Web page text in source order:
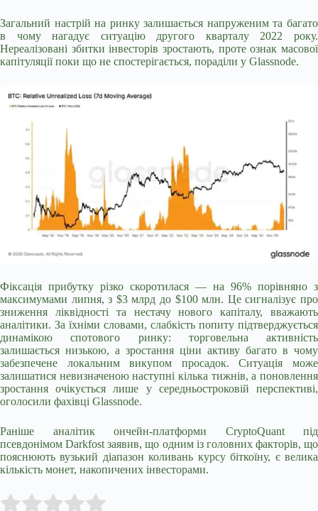
Загальний настрій на ринку залишається напруженим та багато
в чому нагадує ситуацію другого кварталу 2022 року.
Нереалізовані збитки інвесторів зростають, проте ознак масової
капітуляції поки що не спостерігається, пораділи у Glassnode.
Фіксація прибутку різко скоротилася — на 96% порівняно з
максимумами липня, з $3 млрд до $100 млн. Це сигналізує про
зниження ліквідності та нестачу нового капіталу, вважають
аналітики. За їхніми словами, слабкість попиту підтверджується
динамікою спотового ринку: торговельна активність
залишається низькою, а зростання ціни активу багато в чому
забезпечене локальним викупом просадок. Ситуація може
залишатися невизначеною наступні кілька тижнів, а поновлення
зростання очікується лише у середньостроковій перспективі,
оголосили фахівці Glassnode.
Раніше аналітик ончейн-платформи CryptoQuant під
псевдонімом Darkfost заявив, що одним із головних факторів, що
пояснюють вузький діапазон коливань курсу біткоїну, є велика
кількість монет, накопичених інвесторами.
Rate this item: